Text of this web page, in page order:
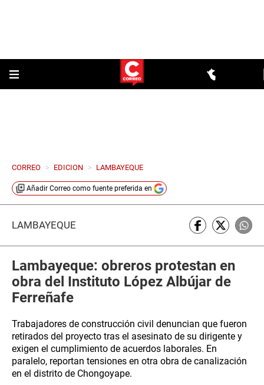
CORREO > EDICION > LAMBAYEQUE
Añadir Correo como fuente preferida en
LAMBAYEQUE
Lambayeque: obreros protestan en
obra del Instituto López Albújar de
Ferreñafe
Trabajadores de construcción civil denuncian que fueron
retirados del proyecto tras el asesinato de su dirigente y
exigen el cumplimiento de acuerdos laborales. En
paralelo, reportan tensiones en otra obra de canalización
en el distrito de Chongoyape.